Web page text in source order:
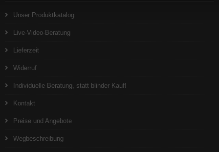
Unser Produktkatalog
Live-Video-Beratung
Lieferzeit
Widerruf
Individuelle Beratung, statt blinder Kauf!
Kontakt
Preise und Angebote
Wegbeschreibung